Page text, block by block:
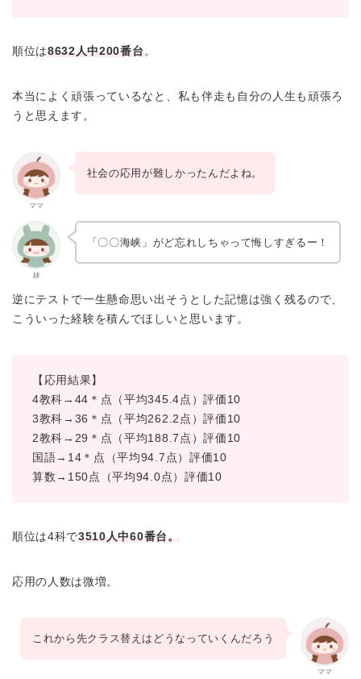
順位は8632人中200番台 。
本当によく頑張っているなと、私も伴走も自分の人生も頑張ろ
うと思えます。
ママ
社会の応用が難しかったんだよね。
妹
「〇〇海峡」がど忘れしちゃって悔しすぎるー！
逆にテストで一生懸命思い出そうとした記憶は強く残るので、
こういった経験を積んでほしいと思います。
【応用結果】
4教科→44＊点（平均345.4点）評価10
3教科→36＊点（平均262.2点）評価10
2教科→29＊点（平均188.7点）評価10
国語→14＊点（平均94.7点）評価10
算数→150点（平均94.0点）評価10
順位は4科で3510人中60番台 。
応用の人数は微増。
ママ
これから先クラス替えはどうなっていくんだろう